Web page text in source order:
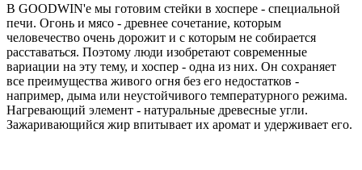
В GOODWIN'е мы готовим стейки в хоспере - специальной
печи. Огонь и мясо - древнее сочетание, которым
человечество очень дорожит и с которым не собирается
расставаться. Поэтому люди изобретают современные
вариации на эту тему, и хоспер - одна из них. Он сохраняет
все преимущества живого огня без его недостатков -
например, дыма или неустойчивого температурного режима.
Нагревающий элемент - натуральные древесные угли.
Зажаривающийся жир впитывает их аромат и удерживает его.